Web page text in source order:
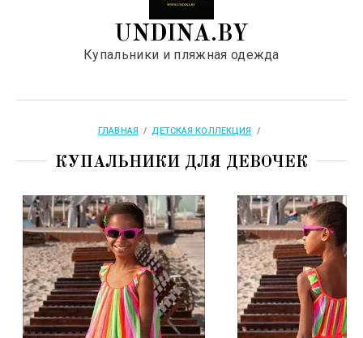
UNDINA.BY
Купальники и пляжная одежда
ГЛАВНАЯ
  /
ДЕТСКАЯ КОЛЛЕКЦИЯ
  /
КУПАЛЬНИКИ ДЛЯ ДЕВОЧЕК